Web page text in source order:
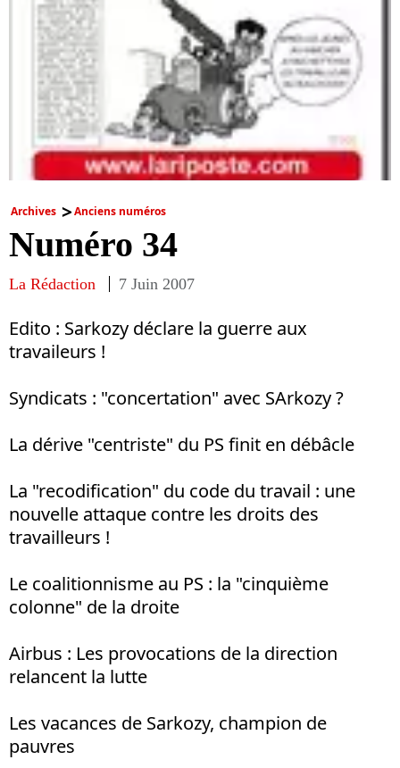
Archives Anciens numéros
Numéro 34
La Rédaction 7 Juin 2007
Edito : Sarkozy déclare la guerre aux
travaileurs !
Syndicats : "concertation" avec SArkozy ?
La dérive "centriste" du PS finit en débâcle
La "recodification" du code du travail : une
nouvelle attaque contre les droits des
travailleurs !
Le coalitionnisme au PS : la "cinquième
colonne" de la droite
Airbus : Les provocations de la direction
relancent la lutte
Les vacances de Sarkozy, champion de
pauvres